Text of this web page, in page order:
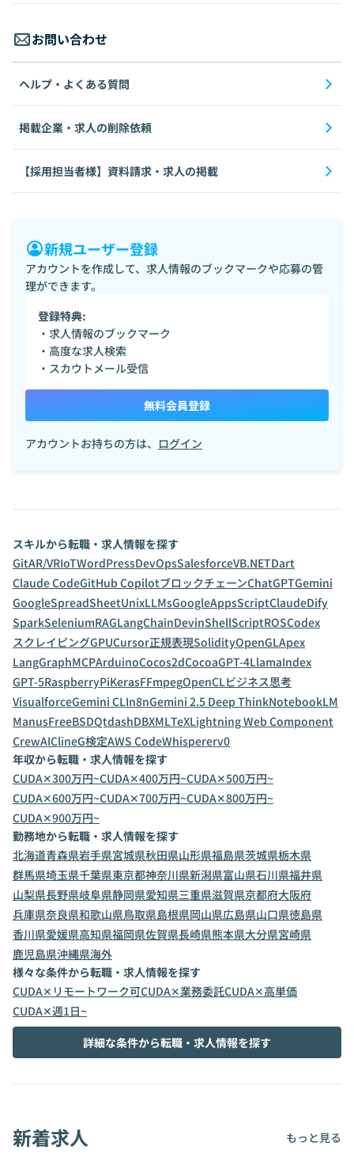
お問い合わせ
ヘルプ・よくある質問
掲載企業・求人の削除依頼
【採用担当者様】資料請求・求人の掲載
新規ユーザー登録
アカウントを作成して、求人情報のブックマークや応募の管
理ができます。
登録特典:
・求人情報のブックマーク
・高度な求人検索
・スカウトメール受信
無料会員登録
アカウントお持ちの方は、 ログイン
スキルから転職・求人情報を探す
GitAR/VRIoTWordPressDevOpsSalesforceVB.NETDart
Claude CodeGitHub CopilotブロックチェーンChatGPTGemini
GoogleSpreadSheetUnixLLMsGoogleAppsScriptClaudeDify
SparkSeleniumRAGLangChainDevinShellScriptROSCodex
スクレイピングGPUCursor正規表現SolidityOpenGLApex
LangGraphMCPArduinoCocos2dCocoaGPT-4LlamaIndex
GPT-5RaspberryPiKerasFFmpegOpenCLビジネス思考
VisualforceGemini CLIn8nGemini 2.5 Deep ThinkNotebookLM
ManusFreeBSDQtdashDBXMLTeXLightning Web Component
CrewAIClineG検定AWS CodeWhispererv0
年収から転職・求人情報を探す
CUDA✕300万円~CUDA✕400万円~CUDA✕500万円~
CUDA✕600万円~CUDA✕700万円~CUDA✕800万円~
CUDA✕900万円~
勤務地から転職・求人情報を探す
北海道青森県岩手県宮城県秋田県山形県福島県茨城県栃木県
群馬県埼玉県千葉県東京都神奈川県新潟県富山県石川県福井県
山梨県長野県岐阜県静岡県愛知県三重県滋賀県京都府大阪府
兵庫県奈良県和歌山県鳥取県島根県岡山県広島県山口県徳島県
香川県愛媛県高知県福岡県佐賀県長崎県熊本県大分県宮崎県
鹿児島県沖縄県海外
様々な条件から転職・求人情報を探す
CUDA✕リモートワーク可CUDA✕業務委託CUDA✕高単価
CUDA✕週1日~
詳細な条件から転職・求人情報を探す
新着求人 もっと見る